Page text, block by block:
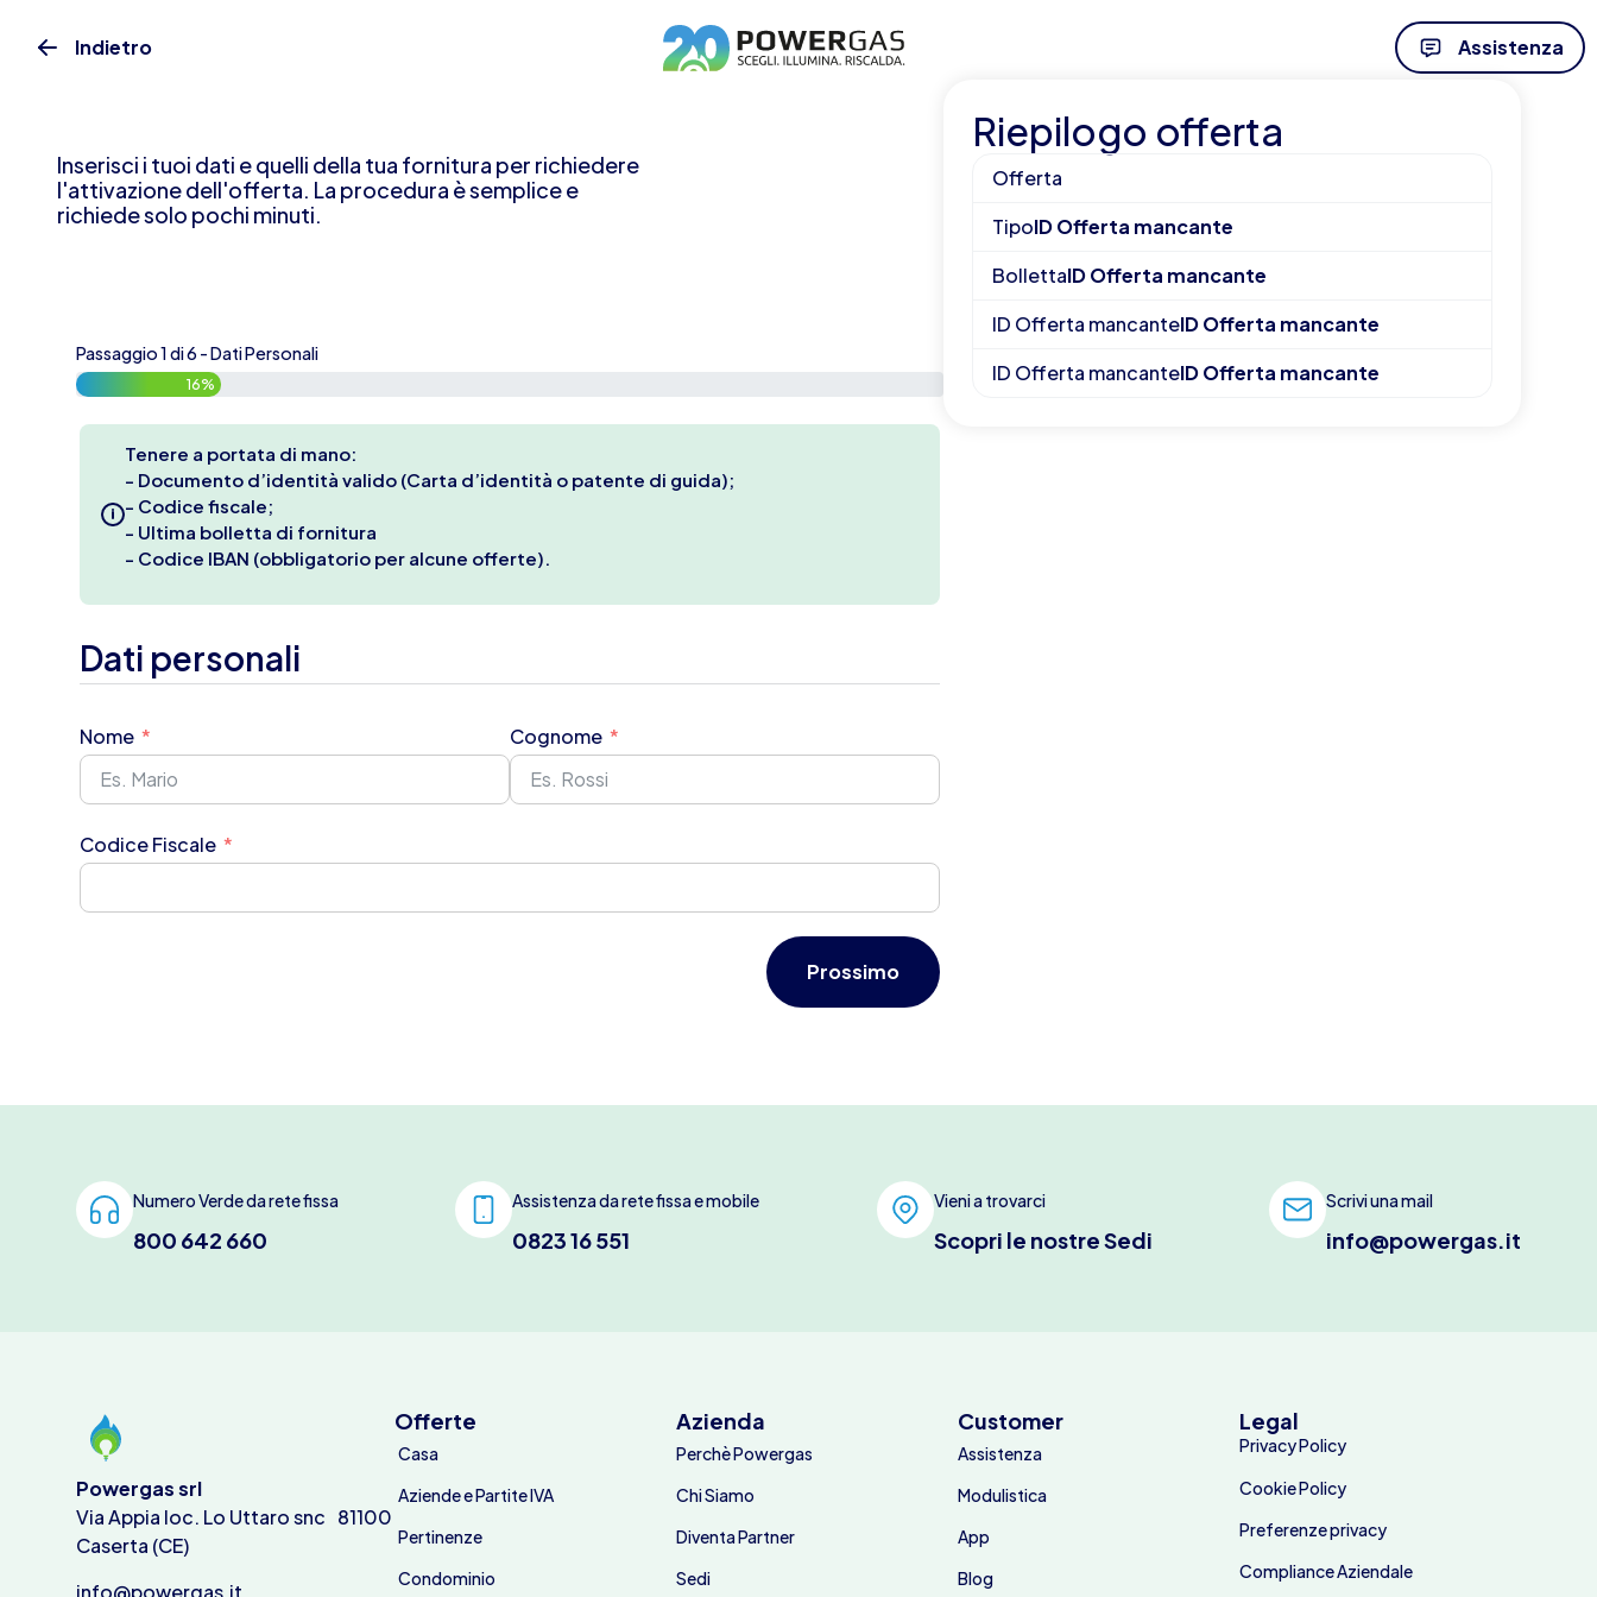
Indietro Assistenza
Inserisci i tuoi dati e quelli della tua fornitura per richiedere
l'attivazione dell'offerta. La procedura è semplice e
richiede solo pochi minuti.
Passaggio 1 di 6 - Dati Personali
16%
Tenere a portata di mano:
- Documento d’identità valido (Carta d’identità o patente di guida);
- Codice fiscale;
- Ultima bolletta di fornitura
- Codice IBAN (obbligatorio per alcune offerte).
Dati personali
Nome Cognome
Codice Fiscale
Prossimo
Riepilogo offerta
Offerta
TipoID Offerta mancante
BollettaID Offerta mancante
ID Offerta mancanteID Offerta mancante
ID Offerta mancanteID Offerta mancante
Numero Verde da rete fissa
800 642 660
Assistenza da rete fissa e mobile
0823 16 551
Vieni a trovarci
Scopri le nostre Sedi
Scrivi una mail
info@powergas.it
Powergas srl
Via Appia loc. Lo Uttaro snc 81100
Caserta (CE)
info@powergas.it
Offerte
Casa
Aziende e Partite IVA
Pertinenze
Condominio
Azienda
Perchè Powergas
Chi Siamo
Diventa Partner
Sedi
Customer
Assistenza
Modulistica
App
Blog
Legal
Privacy Policy
Cookie Policy
Preferenze privacy
Compliance Aziendale